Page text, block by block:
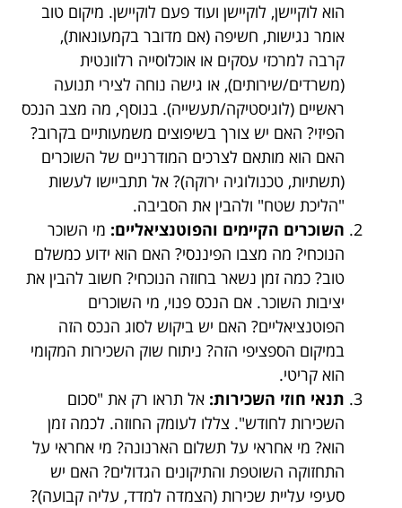
הוא לוקיישן, לוקיישן ועוד פעם לוקיישן. מיקום טוב
אומר נגישות, חשיפה (אם מדובר בקמעונאות),
קרבה למרכזי עסקים או אוכלוסייה רלוונטית
(משרדים/שירותים), או גישה נוחה לצירי תנועה
ראשיים (לוגיסטיקה/תעשייה). בנוסף, מה מצב הנכס
הפיזי? האם יש צורך בשיפוצים משמעותיים בקרוב?
האם הוא מותאם לצרכים המודרניים של השוכרים
(תשתיות, טכנולוגיה ירוקה)? אל תתביישו לעשות
"הליכת שטח" ולהבין את הסביבה.
השוכרים הקיימים והפוטנציאליים: מי השוכר
הנוכחי? מה מצבו הפיננסי? האם הוא ידוע כמשלם
טוב? כמה זמן נשאר בחוזה הנוכחי? חשוב להבין את
יציבות השוכר. אם הנכס פנוי, מי השוכרים
הפוטנציאליים? האם יש ביקוש לסוג הנכס הזה
במיקום הספציפי הזה? ניתוח שוק השכירות המקומי
הוא קריטי.
תנאי חוזי השכירות: אל תראו רק את "סכום
השכירות לחודש". צללו לעומק החוזה. לכמה זמן
הוא? מי אחראי על תשלום הארנונה? מי אחראי על
התחזוקה השוטפת והתיקונים הגדולים? האם יש
סעיפי עליית שכירות (הצמדה למדד, עליה קבועה)?